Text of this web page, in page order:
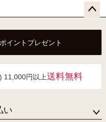
へ
ポイントプレゼント
11,000円以上送料無料
い